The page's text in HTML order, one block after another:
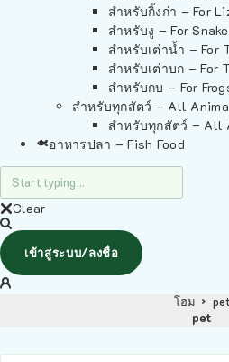
สำหรับกิ้งก่า – For
สำหรับงู – For
สำหรับเต่าน้ำ – For
สำหรับเต่าบก – For
สำหรับกบ – For
สำหรับทุกสัตว์ – All
สำหรับทุกสัตว์ – All
อาหารปลา – Fish Food
Clear
เข้าสู่ระบบ/ลงชื่อ
โฮม pet
pet